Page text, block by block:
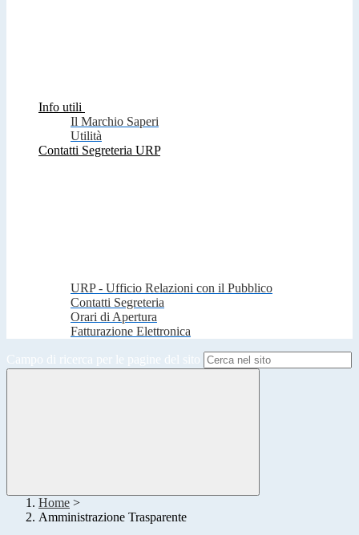
Info utili
Il Marchio Saperi
Utilità
Contatti Segreteria URP
URP - Ufficio Relazioni con il Pubblico
Contatti Segreteria
Orari di Apertura
Fatturazione Elettronica
Campo di ricerca per le pagine del sito
Home >
Amministrazione Trasparente